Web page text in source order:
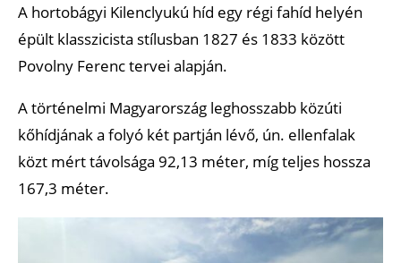
A hortobágyi Kilenclyukú híd egy régi fahíd helyén
épült klasszicista stílusban 1827 és 1833 között
Povolny Ferenc tervei alapján.
A történelmi Magyarország leghosszabb közúti
kőhídjának a folyó két partján lévő, ún. ellenfalak
közt mért távolsága 92,13 méter, míg teljes hossza
167,3 méter.